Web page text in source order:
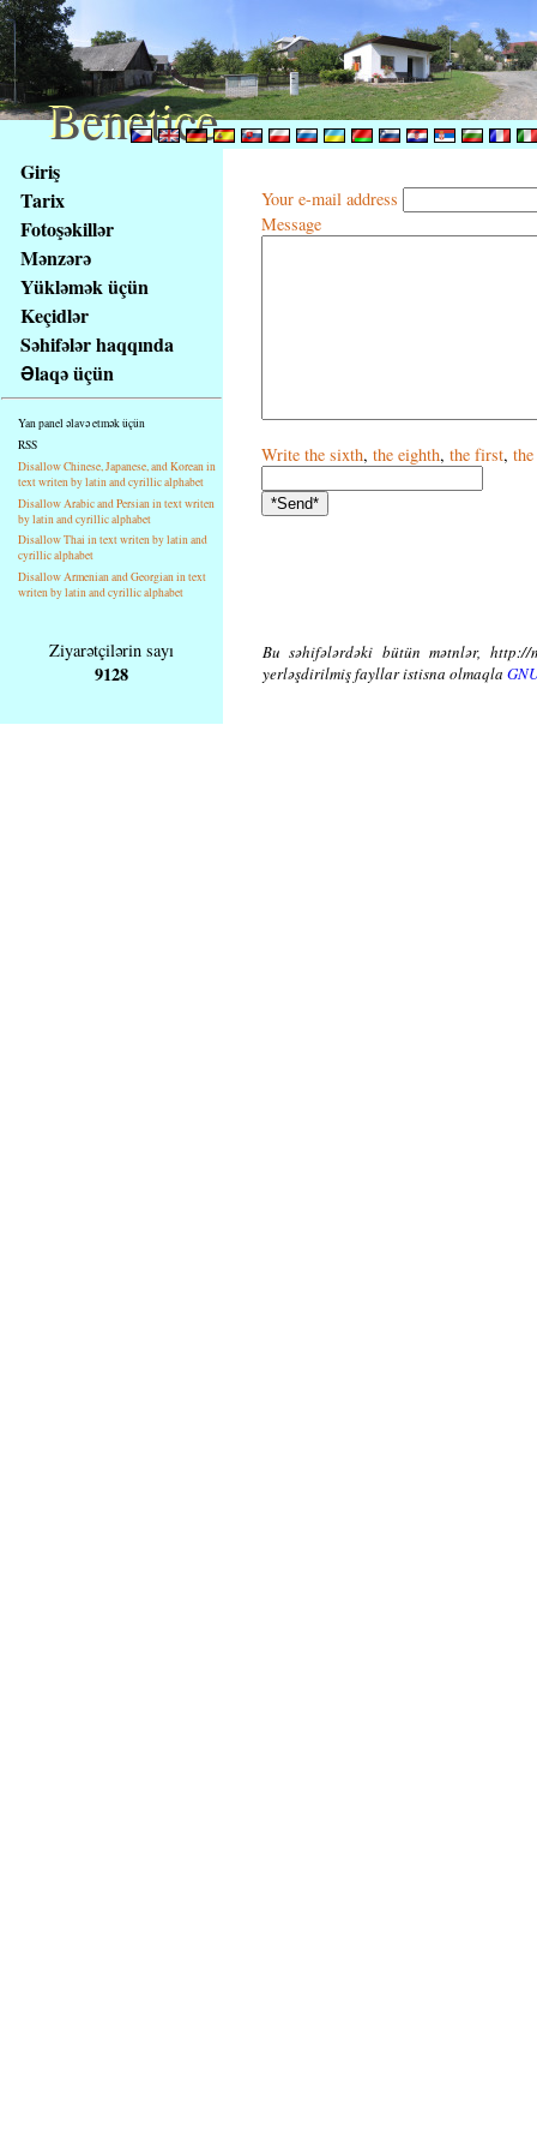
obsah
stránky
Klávesové
zkratky
tomto
webu
základní
strana
Giriş
Tarix
Fotoşəkillər
Mənzərə
Yükləmək üçün
Keçidlər
Səhifələr haqqında
Əlaqə üçün
Yan panel əlavə etmək üçün
RSS
Disallow Chinese, Japanese, and Korean in
text writen by latin and cyrillic alphabet
Disallow Arabic and Persian in text writen
by latin and cyrillic alphabet
Disallow Thai in text writen by latin and
cyrillic alphabet
Disallow Armenian and Georgian in text
writen by latin and cyrillic alphabet
Your e-mail address
Message
Write the sixth, the eighth, the first,
Ziyarətçilərin sayı
9128
Bu səhifələrdəki bütün mətnlər, http://
yerləşdirilmiş fayllar istisna olmaqla
Benetice
Benetice